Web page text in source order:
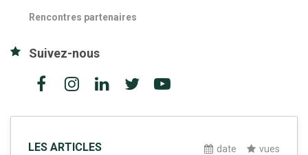
Rencontres partenaires
Suivez-nous
date vues
LES ARTICLES